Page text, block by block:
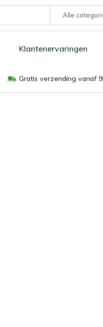
Alle
Klantenervaringen
Gratis verzending vanaf